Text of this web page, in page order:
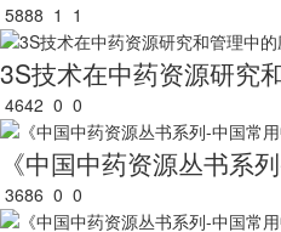
5888 1 1
3S技术在中药资源研究
4642 0 0
《中国中药资源丛书系
3686 0 0